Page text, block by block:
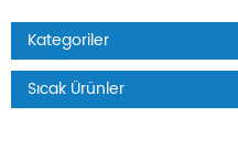
Kategoriler
Sıcak Ürünler